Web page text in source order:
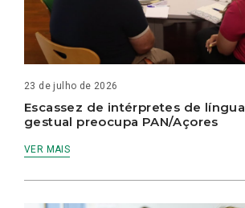
23 de julho de 2026
Escassez de intérpretes de língua
gestual preocupa PAN/Açores
VER MAIS